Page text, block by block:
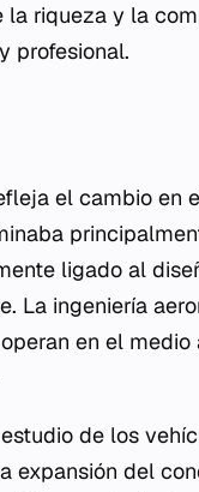
la riqueza y la
profesional.
el cambio en
ligado al
La ingeniería
en el medio
de los
expansión del